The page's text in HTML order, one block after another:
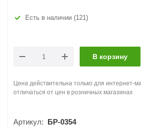
Есть в наличии (121)
В корзину
Цена действительна только для интернет-
отличаться от цен в розничных магазинах
Артикул: БР-0354